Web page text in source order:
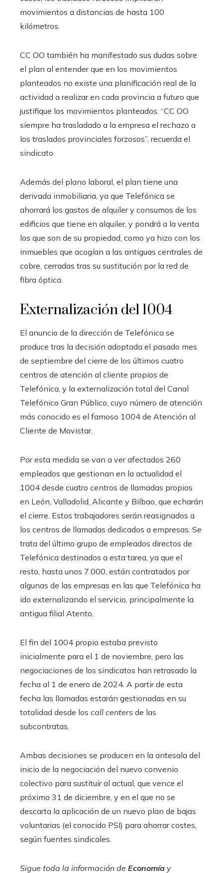
movimientos a distancias de hasta 100
kilómetros.
CC OO también ha manifestado sus dudas sobre
el plan al entender que en los movimientos
planteados no existe una planificación real de la
actividad a realizar en cada provincia a futuro que
justifique los movimientos planteados. “CC OO
siempre ha trasladado a la empresa el rechazo a
los traslados provinciales forzosos”, recuerda el
sindicato.
Además del plano laboral, el plan tiene una
derivada inmobiliaria, ya que Telefónica se
ahorrará los gastos de alquiler y consumos de los
edificios que tiene en alquiler, y pondrá a la venta
los que son de su propiedad, como ya hizo con los
inmuebles que acogían a las antiguas centrales de
cobre, cerradas tras su sustitución por la red de
fibra óptica.
Externalización del 1004
El anuncio de la dirección de Telefónica se
produce tras la decisión adoptada el pasado mes
de septiembre del cierre de los últimos cuatro
centros de atención al cliente propios de
Telefónica, y la externalización total del Canal
Telefónico Gran Público, cuyo número de atención
más conocido es el famoso 1004 de Atención al
Cliente de Movistar.
Por esta medida se van a ver afectados 260
empleados que gestionan en la actualidad el
1004 desde cuatro centros de llamadas propios
en León, Valladolid, Alicante y Bilbao, que echarán
el cierre. Estos trabajadores serán reasignados a
los centros de llamadas dedicados a empresas. Se
trata del último grupo de empleados directos de
Telefónica destinados a esta tarea, ya que el
resto, hasta unos 7.000, están contratados por
algunas de las empresas en las que Telefónica ha
ido externalizando el servicio, principalmente la
antigua filial Atento.
El fin del 1004 propio estaba previsto
inicialmente para el 1 de noviembre, pero las
negociaciones de los sindicatos han retrasado la
fecha al 1 de enero de 2024. A partir de esta
fecha las llamadas estarán gestionadas en su
totalidad desde los call centers de las
subcontratas.
Ambas decisiones se producen en la antesala del
inicio de la negociación del nuevo convenio
colectivo para sustituir al actual, que vence el
próximo 31 de diciembre, y en el que no se
descarta la aplicación de un nuevo plan de bajas
voluntarias (el conocido PSI) para ahorrar costes,
según fuentes sindicales.
Sigue toda la información de Economía y